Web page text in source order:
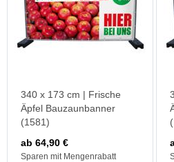
340 x 173 cm | Frische
Äpfel Bauzaunbanner
(1581)
ab 64,90 €
Sparen mit Mengenrabatt